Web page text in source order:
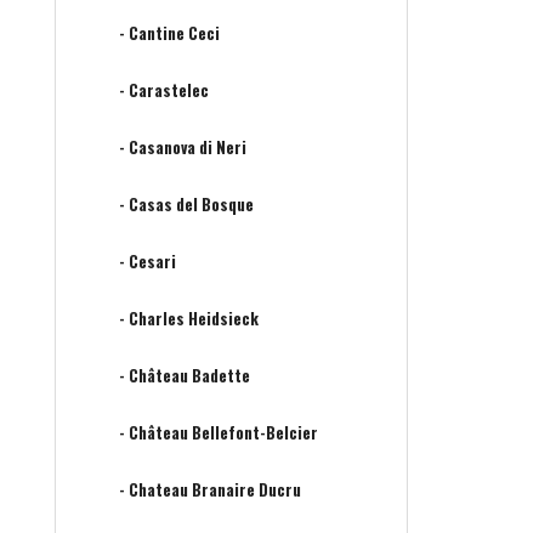
- Cantine Ceci
- Carastelec
- Casanova di Neri
- Casas del Bosque
- Cesari
- Charles Heidsieck
- Château Badette
- Château Bellefont-Belcier
- Chateau Branaire Ducru